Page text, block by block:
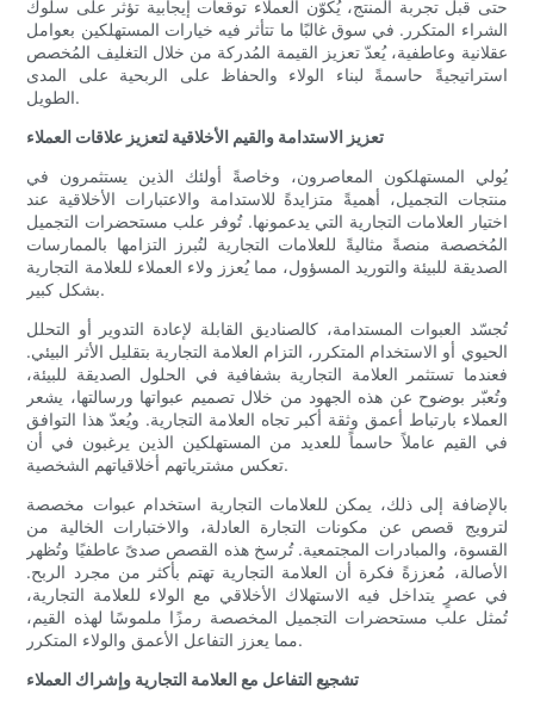
حتى قبل تجربة المنتج، يُكوّن العملاء توقعات إيجابية تؤثر على سلوك
الشراء المتكرر. في سوق غالبًا ما تتأثر فيه خيارات المستهلكين بعوامل
عقلانية وعاطفية، يُعدّ تعزيز القيمة المُدركة من خلال التغليف المُخصص
استراتيجيةً حاسمةً لبناء الولاء والحفاظ على الربحية على المدى
الطويل.
تعزيز الاستدامة والقيم الأخلاقية لتعزيز علاقات العملاء
يُولي المستهلكون المعاصرون، وخاصةً أولئك الذين يستثمرون في
منتجات التجميل، أهميةً متزايدةً للاستدامة والاعتبارات الأخلاقية عند
اختيار العلامات التجارية التي يدعمونها. تُوفر علب مستحضرات التجميل
المُخصصة منصةً مثاليةً للعلامات التجارية لتُبرز التزامها بالممارسات
الصديقة للبيئة والتوريد المسؤول، مما يُعزز ولاء العملاء للعلامة التجارية
بشكل كبير.
تُجسّد العبوات المستدامة، كالصناديق القابلة لإعادة التدوير أو التحلل
الحيوي أو الاستخدام المتكرر، التزام العلامة التجارية بتقليل الأثر البيئي.
فعندما تستثمر العلامة التجارية بشفافية في الحلول الصديقة للبيئة،
وتُعبّر بوضوح عن هذه الجهود من خلال تصميم عبواتها ورسالتها، يشعر
العملاء بارتباط أعمق وثقة أكبر تجاه العلامة التجارية. ويُعدّ هذا التوافق
في القيم عاملاً حاسماً للعديد من المستهلكين الذين يرغبون في أن
تعكس مشترياتهم أخلاقياتهم الشخصية.
بالإضافة إلى ذلك، يمكن للعلامات التجارية استخدام عبوات مخصصة
لترويج قصص عن مكونات التجارة العادلة، والاختبارات الخالية من
القسوة، والمبادرات المجتمعية. تُرسخ هذه القصص صدىً عاطفيًا وتُظهر
الأصالة، مُعززةً فكرة أن العلامة التجارية تهتم بأكثر من مجرد الربح.
في عصرٍ يتداخل فيه الاستهلاك الأخلاقي مع الولاء للعلامة التجارية،
تُمثل علب مستحضرات التجميل المخصصة رمزًا ملموسًا لهذه القيم،
مما يعزز التفاعل الأعمق والولاء المتكرر.
تشجيع التفاعل مع العلامة التجارية وإشراك العملاء